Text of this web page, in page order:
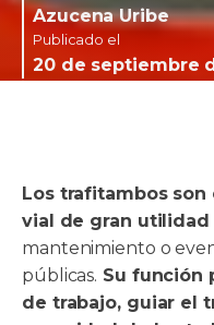
Azucena Uribe
Publicado el
20 de septiembre
Los trafitambos
vial de gran utilidad
mantenimiento o
públicas. Su función
de trabajo, guiar el